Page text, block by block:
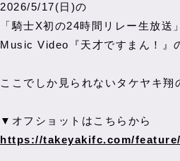
2026/5/17(日)の
「騎士X初の24時間リレー生放送
Music Video『天才ですまん！』
ここでしか見られないタケヤキ翔
▼オフショットはこちらから
https://takeyakifc.com/